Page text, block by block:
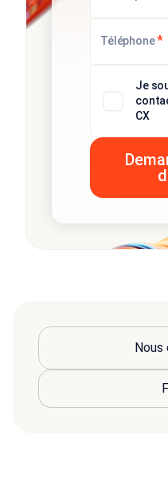
Téléphone*
Je
CX